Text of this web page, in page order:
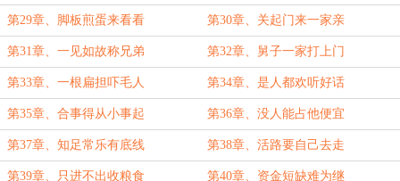
第29章、脚板煎蛋来看看 第30章、关起门来一家亲
第31章、一见如故称兄弟 第32章、舅子一家打上门
第33章、一根扁担吓毛人 第34章、是人都欢听好话
第35章、合事得从小事起 第36章、没人能占他便宜
第37章、知足常乐有底线 第38章、活路要自己去走
第39章、只进不出收粮食 第40章、资金短缺难为继